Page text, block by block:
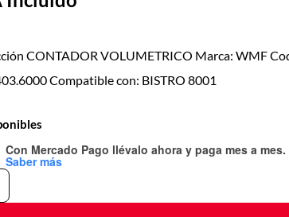
CONTADOR VOLUMETRICO Marca: WMF
Compatible con: BISTRO 8001
Con Mercado Pago llévalo ahora y paga mes a mes.
Saber más